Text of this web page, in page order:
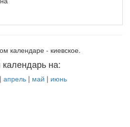
календаре - киевское.
на:
апрель | май | июнь